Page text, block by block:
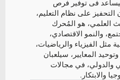
فى توفير فرص
على نظام التعليم،
العلمي، هو المُحرك
والنمو الاقتصادي،
مثل الفيزياء والرياضيات،
المعايير، سيلعبان
والدولي، في مجالات
والابتكار.